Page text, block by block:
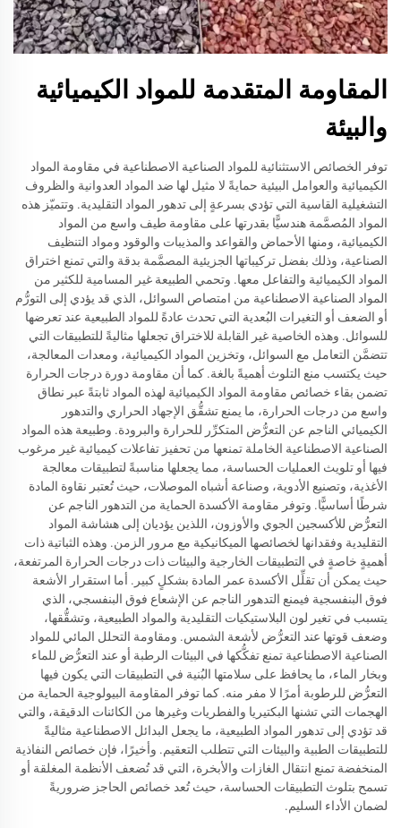
المقاومة المتقدمة للمواد الكيميائية
والبيئة
توفر الخصائص الاستثنائية للمواد الصناعية الاصطناعية في مقاومة المواد
الكيميائية والعوامل البيئية حمايةً لا مثيل لها ضد المواد العدوانية والظروف
التشغيلية القاسية التي تؤدي بسرعةٍ إلى تدهور المواد التقليدية. وتتميّز هذه
المواد المُصمَّمة هندسيًّا بقدرتها على مقاومة طيف واسع من المواد
الكيميائية، ومنها الأحماض والقواعد والمذيبات والوقود ومواد التنظيف
الصناعية، وذلك بفضل تركيباتها الجزيئية المصمَّمة بدقة والتي تمنع اختراق
المواد الكيميائية والتفاعل معها. وتحمي الطبيعة غير المسامية للكثير من
المواد الصناعية الاصطناعية من امتصاص السوائل، الذي قد يؤدي إلى التورُّم
أو الضعف أو التغيرات البُعدية التي تحدث عادةً للمواد الطبيعية عند تعرضها
للسوائل. وهذه الخاصية غير القابلة للاختراق تجعلها مثاليةً للتطبيقات التي
تتضمَّن التعامل مع السوائل، وتخزين المواد الكيميائية، ومعدات المعالجة،
حيث يكتسب منع التلوث أهميةً بالغة. كما أن مقاومة دورة درجات الحرارة
تضمن بقاء خصائص مقاومة المواد الكيميائية لهذه المواد ثابتةً عبر نطاق
واسع من درجات الحرارة، ما يمنع تشقُّق الإجهاد الحراري والتدهور
الكيميائي الناجم عن التعرُّض المتكرِّر للحرارة والبرودة. وطبيعة هذه المواد
الصناعية الاصطناعية الخاملة تمنعها من تحفيز تفاعلات كيميائية غير مرغوب
فيها أو تلويث العمليات الحساسة، مما يجعلها مناسبةً لتطبيقات معالجة
الأغذية، وتصنيع الأدوية، وصناعة أشباه الموصلات، حيث تُعتبر نقاوة المادة
شرطًا أساسيًّا. وتوفر مقاومة الأكسدة الحماية من التدهور الناجم عن
التعرُّض للأكسجين الجوي والأوزون، اللذين يؤديان إلى هشاشة المواد
التقليدية وفقدانها لخصائصها الميكانيكية مع مرور الزمن. وهذه الثباتية ذات
أهميةٍ خاصةٍ في التطبيقات الخارجية والبيئات ذات درجات الحرارة المرتفعة،
حيث يمكن أن تقلِّل الأكسدة عمر المادة بشكلٍ كبير. أما استقرار الأشعة
فوق البنفسجية فيمنع التدهور الناجم عن الإشعاع فوق البنفسجي، الذي
يتسبب في تغير لون البلاستيكيات التقليدية والمواد الطبيعية، وتشقُّقها،
وضعف قوتها عند التعرُّض لأشعة الشمس. ومقاومة التحلل المائي للمواد
الصناعية الاصطناعية تمنع تفكُّكها في البيئات الرطبة أو عند التعرُّض للماء
وبخار الماء، ما يحافظ على سلامتها البُنية في التطبيقات التي يكون فيها
التعرُّض للرطوبة أمرًا لا مفر منه. كما توفر المقاومة البيولوجية الحماية من
الهجمات التي تشنها البكتيريا والفطريات وغيرها من الكائنات الدقيقة، والتي
قد تؤدي إلى تدهور المواد الطبيعية، ما يجعل البدائل الاصطناعية مثاليةً
للتطبيقات الطبية والبيئات التي تتطلب التعقيم. وأخيرًا، فإن خصائص النفاذية
المنخفضة تمنع انتقال الغازات والأبخرة، التي قد تُضعف الأنظمة المغلقة أو
تسمح بتلوث التطبيقات الحساسة، حيث تُعد خصائص الحاجز ضروريةً
لضمان الأداء السليم.